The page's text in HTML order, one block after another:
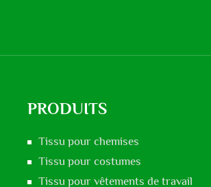
PRODUITS
Tissu pour chemises
Tissu pour costumes
Tissu pour vêtements de travail